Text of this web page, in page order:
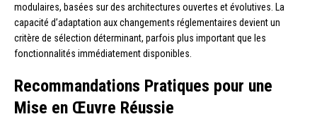
modulaires, basées sur des architectures ouvertes et évolutives. La
capacité d’adaptation aux changements réglementaires devient un
critère de sélection déterminant, parfois plus important que les
fonctionnalités immédiatement disponibles.
Recommandations Pratiques pour une
Mise en Œuvre Réussie